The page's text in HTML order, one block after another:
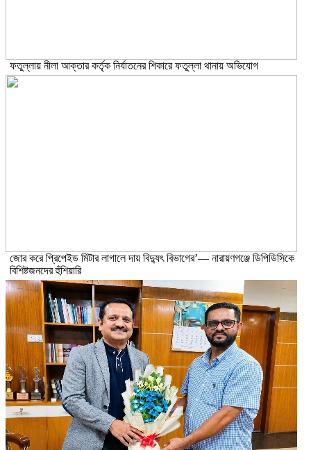
ফতুল্লায় নীলা আক্তার কর্তৃক নির্যাতনের শিকারে ফতুল্লা থানায় অভিযোগ
জোর করে প্রিপেইড মিটার লাগালে দায় বিদ্যুৎ বিভাগের’— নারায়ণগঞ্জে ডিপিডিসিকে
বিশিষ্টজনদের হুঁশিয়ারি